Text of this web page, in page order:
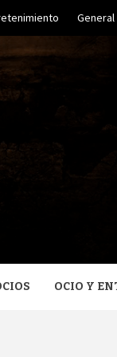
General
OCIO Y